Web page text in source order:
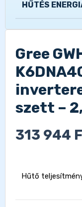
HŰTÉS
Gree
szett –
313 944
Hűtő